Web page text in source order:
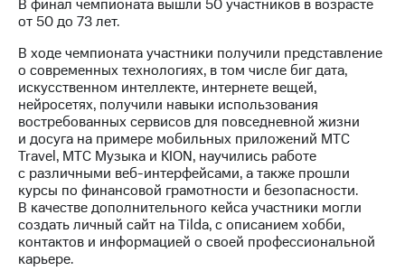
Контакты
Новости
в
регионе
и акционерам
Корпоративное
управление
Корпоративный
секретарь
Раскрытие
информации
В финал чемпионата вышли 50 участников в возрасте
от 50 до 73 лет.
В ходе чемпионата участники получили представление
о современных технологиях, в том числе биг дата,
искусственном интеллекте, интернете вещей,
нейросетях, получили навыки использования
востребованных сервисов для повседневной жизни
и досуга на примере мобильных приложений МТС
Travel, МТС Музыка и KION, научились работе
с различными веб-интерфейсами, а также прошли
курсы по финансовой грамотности и безопасности.
В качестве дополнительного кейса участники могли
создать личный сайт на Tilda, с описанием хобби,
контактов и информацией о своей профессиональной
карьере.